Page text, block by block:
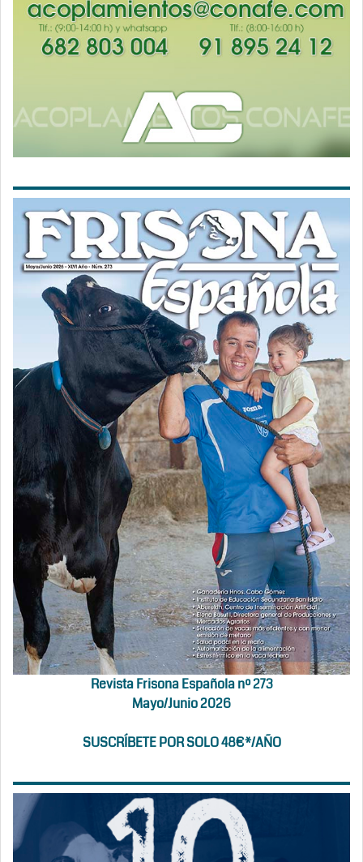
Revista Frisona Española nº 273
Mayo/Junio 2026
SUSCRÍBETE POR SOLO 48€*/AÑO